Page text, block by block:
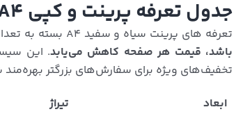
جدول تعرفه پرینت و کپی A4 در سال 1404
تعرفه‌ های پرینت سیاه و سفید A4 بسته به تعداد صفحاتی که می‌خواهید پرینت کنید، متفاوت است.
باشد، قیمت هر صفحه کاهش می‌یابد. این
تخفیف‌های ویژه برای سفارش‌های بزرگتر
ابعاد
تیراژ